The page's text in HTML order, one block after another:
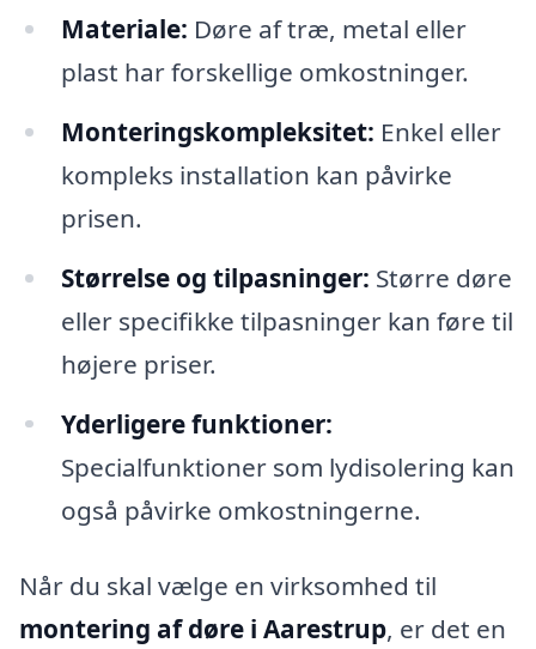
Materiale: Døre af træ, metal eller
plast har forskellige omkostninger.
Monteringskompleksitet: Enkel eller
kompleks installation kan påvirke
prisen.
Størrelse og tilpasninger: Større døre
eller specifikke tilpasninger kan føre til
højere priser.
Yderligere funktioner:
Specialfunktioner som lydisolering kan
også påvirke omkostningerne.
Når du skal vælge en virksomhed til
montering af døre i Aarestrup, er det en